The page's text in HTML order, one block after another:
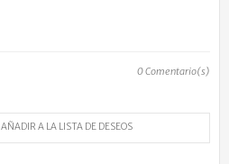
0Comentario(s)
AÑADIR A LA LISTA DE DESEOS